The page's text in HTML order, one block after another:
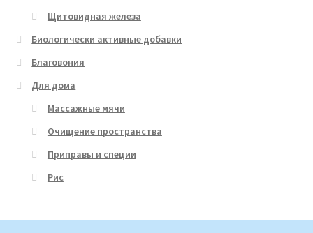
Щитовидная железа
Биологически активные добавки
Благовония
Для дома
Массажные мячи
Очищение пространства
Приправы и специи
Рис